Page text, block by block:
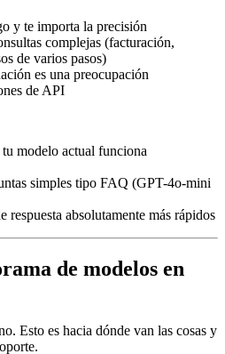
y te importa la precisión
complejas (facturación,
de varios pasos)
es una preocupación
de API
modelo actual funciona
simples tipo FAQ (GPT-4o-mini
respuesta absolutamente más rápidos
de modelos en
Esto es hacia dónde van las cosas y